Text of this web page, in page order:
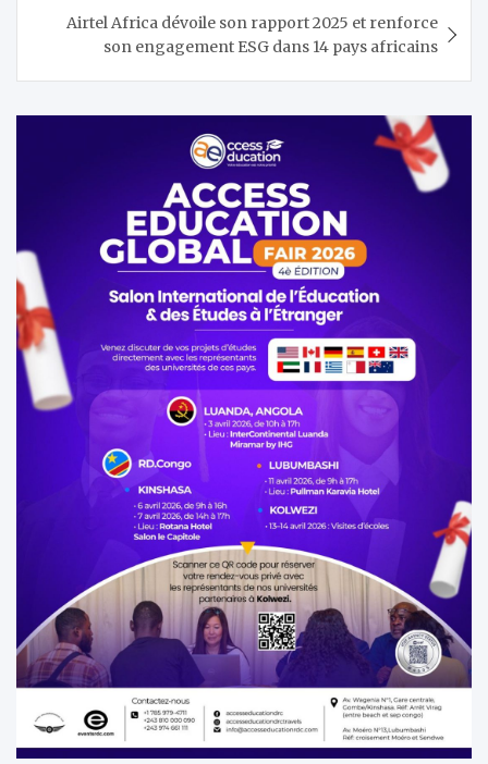
Airtel Africa dévoile son rapport 2025 et renforce
son engagement ESG dans 14 pays africains